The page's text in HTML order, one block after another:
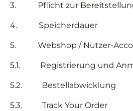
3. Pflicht zur
4. Speicherdauer
5. Webshop / Nutzer-
5.1. Registrierung und
5.2. Bestellabwicklung
5.3. Track Your Order